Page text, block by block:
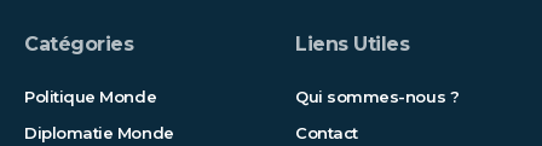
Catégories
Politique Monde
Diplomatie Monde
Liens Utiles
Qui sommes-nous ?
Contact